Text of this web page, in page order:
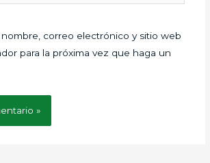
nombre, correo electrónico y sitio web
para la próxima vez que haga un